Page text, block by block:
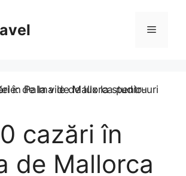
Meniu
cazări în
de Mallorca